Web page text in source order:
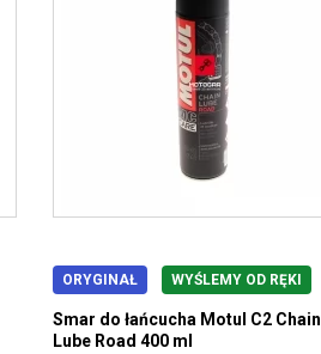
ORYGINAŁ WYŚLEMY OD RĘKI
Smar do łańcucha Motul C2 Chain
Lube Road 400 ml